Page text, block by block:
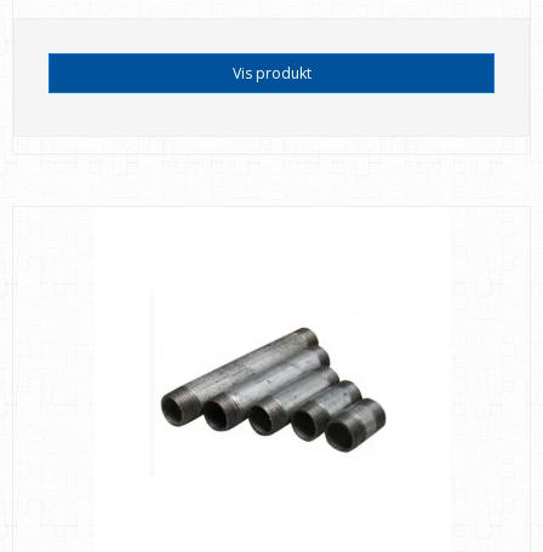
Vis produkt